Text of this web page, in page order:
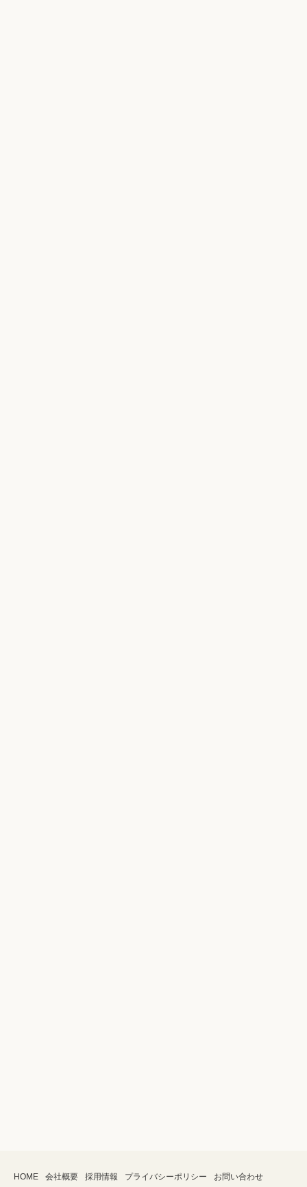
HOME 会社概要 採用情報 プライバシーポリシー お問い合わせ